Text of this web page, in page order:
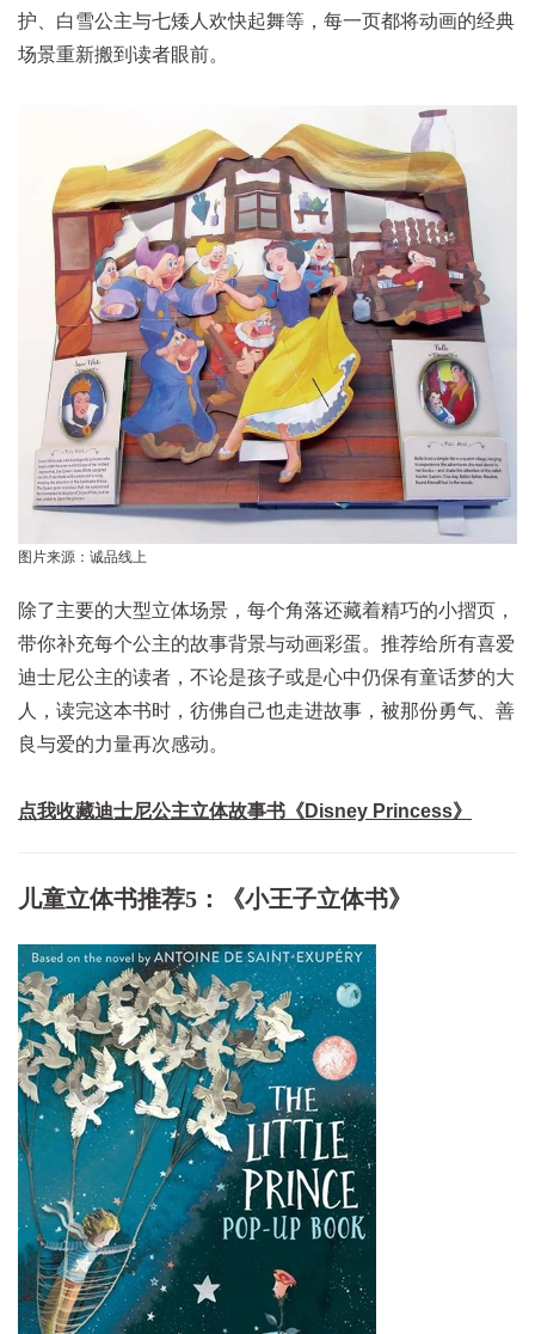
护、白雪公主与七矮人欢快起舞等，每一页都将动画的经典
场景重新搬到读者眼前。
图片来源：诚品线上
除了主要的大型立体场景，每个角落还藏着精巧的小摺页，
带你补充每个公主的故事背景与动画彩蛋。推荐给所有喜爱
迪士尼公主的读者，不论是孩子或是心中仍保有童话梦的大
人，读完这本书时，彷佛自己也走进故事，被那份勇气、善
良与爱的力量再次感动。
点我收藏迪士尼公主立体故事书《Disney Princess》
儿童立体书推荐5：《小王子立体书》